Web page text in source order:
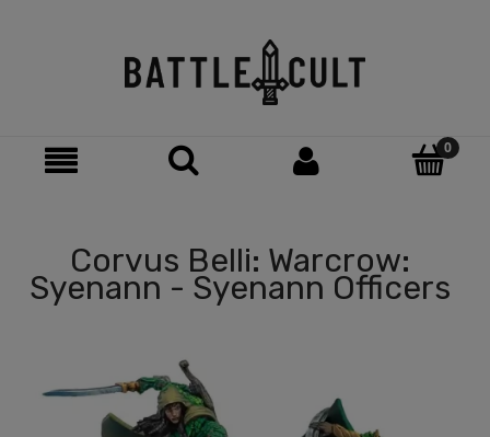
Corvus Belli: Warcrow:
Syenann - Syenann Officers